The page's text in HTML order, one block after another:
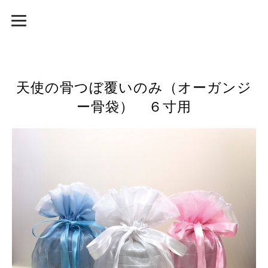
天使の骨つぼ覆いのみ（オーガンジ
ー骨袋） ６寸用